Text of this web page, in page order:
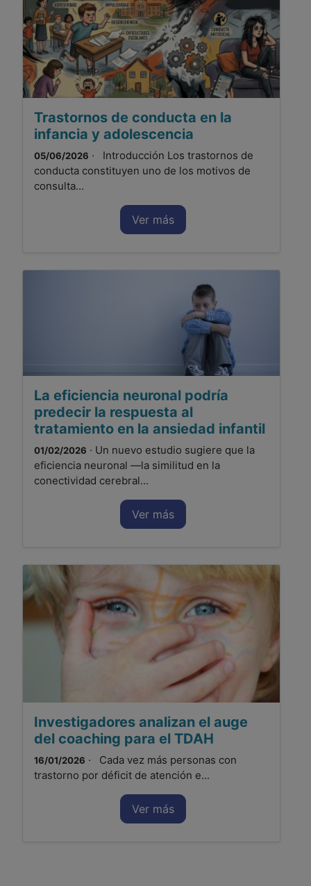
Trastornos de conducta en la
infancia y adolescencia
05/06/2026 · Introducción Los trastornos de
conducta constituyen uno de los motivos de
consulta...
Ver más
La eficiencia neuronal podría
predecir la respuesta al
tratamiento en la ansiedad infantil
01/02/2026 · Un nuevo estudio sugiere que la
eficiencia neuronal —la similitud en la
conectividad cerebral...
Ver más
Investigadores analizan el auge
del coaching para el TDAH
16/01/2026 · Cada vez más personas con
trastorno por déficit de atención e...
Ver más